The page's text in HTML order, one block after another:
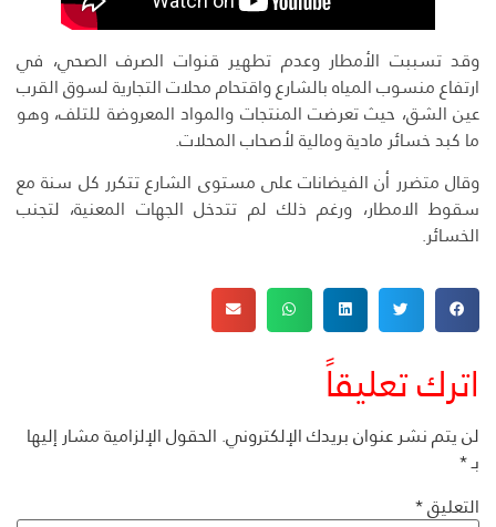
وقد تسببت الأمطار وعدم تطهير قنوات الصرف الصحي، في
ارتفاع منسوب المياه بالشارع واقتحام محلات التجارية لسوق القرب
عين الشق، حيث تعرضت المنتجات والمواد المعروضة للتلف، وهو
ما كبد خسائر مادية ومالية لأصحاب المحلات.
وقال متضرر أن الفيضانات على مستوى الشارع تتكرر كل سنة مع
سقوط الامطار، ورغم ذلك لم تتدخل الجهات المعنية، لتجنب
الخسائر.
اترك تعليقاً
لن يتم نشر عنوان بريدك الإلكتروني.الحقول الإلزامية مشار إليها
بـ*
التعليق*